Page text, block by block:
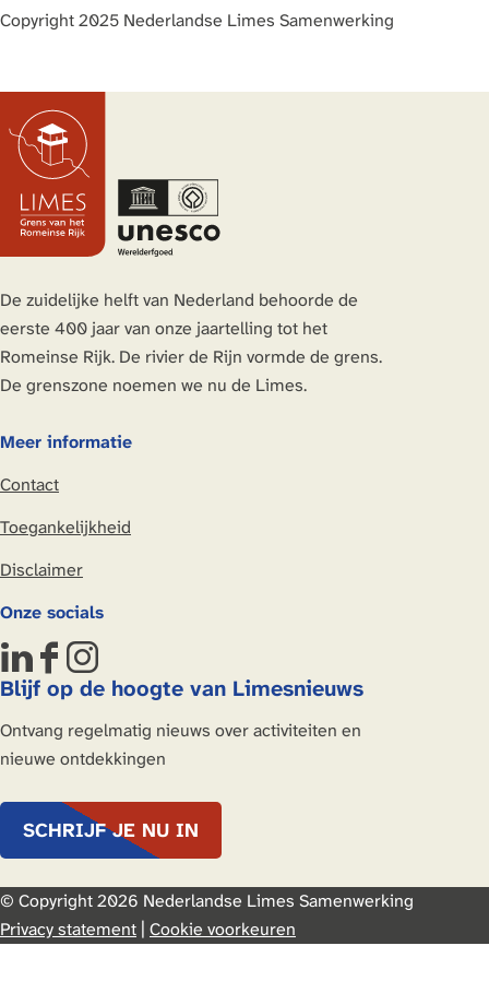
Copyright 2025 Nederlandse Limes Samenwerking
De zuidelijke helft van Nederland behoorde de
eerste 400 jaar van onze jaartelling tot het
Romeinse Rijk. De rivier de Rijn vormde de grens.
De grenszone noemen we nu de Limes.
Meer informatie
Contact
Toegankelijkheid
Disclaimer
Onze socials
L
i
n
k
N
e
F
a
c
e
o
N
e
I
n
s
t
g
r
m
Blijf op de hoogte van Limesnieuws
Ontvang regelmatig nieuws over activiteiten en
nieuwe ontdekkingen
SCHRIJF JE NU IN
© Copyright 2026 Nederlandse Limes Samenwerking
Privacy statement Cookie voorkeuren